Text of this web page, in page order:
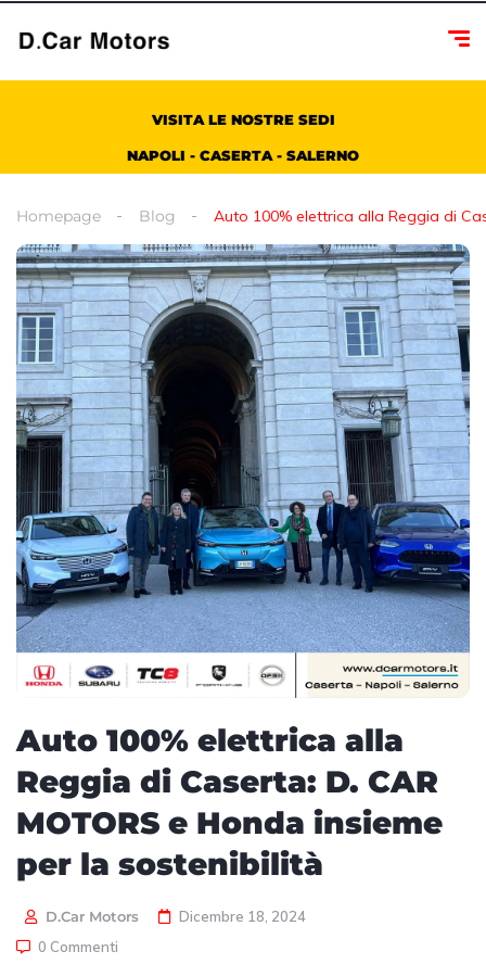
VISITA LE NOSTRE SEDI
NAPOLI - CASERTA - SALERNO
Homepage Blog Auto 100% elettrica alla Reggia di
Auto 100% elettrica alla
Reggia di Caserta: D. CAR
MOTORS e Honda insieme
per la sostenibilità
D.Car Motors
Dicembre 18, 2024
0 Commenti